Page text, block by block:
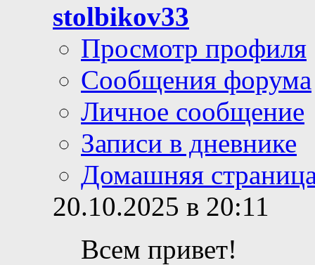
stolbikov33
Просмотр профиля
Сообщения форума
Личное сообщение
Записи в дневнике
Домашняя
20.10.2025 в 20:11
Всем привет!